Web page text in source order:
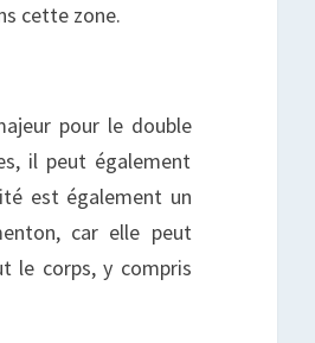
cette zone.
pour le double
il peut également
est également un
car elle peut
le corps, y compris